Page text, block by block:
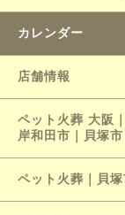
カレンダー
店舗情報
ペット火葬 大阪
岸和田市｜貝塚市
ペット火葬｜貝